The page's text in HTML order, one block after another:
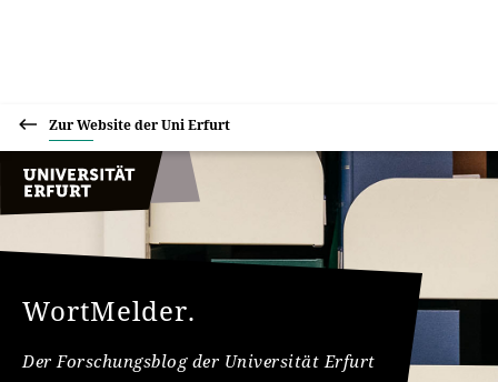
Zur Website der Uni Erfurt
WortMelder.
Der Forschungsblog der Universität Erfurt